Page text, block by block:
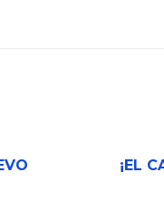
¡EL